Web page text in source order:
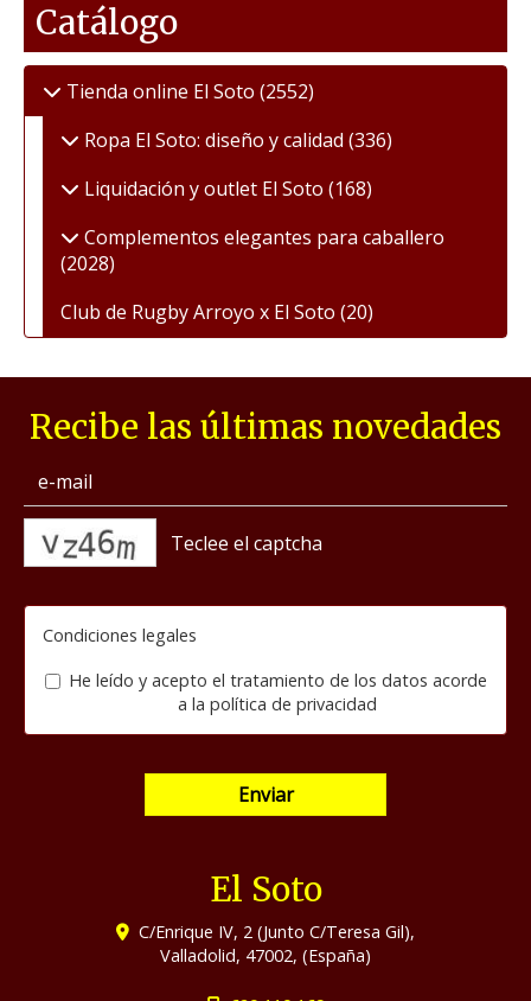
Catálogo
Tienda online El Soto (2552)
Ropa El Soto: diseño y calidad (336)
Liquidación y outlet El Soto (168)
Complementos elegantes para caballero
(2028)
Club de Rugby Arroyo x El Soto (20)
Recibe las últimas novedades
Condiciones legales
He leído y acepto el tratamiento de los datos acorde
a la política de privacidad
Enviar
El Soto
C/Enrique IV, 2 (Junto C/Teresa Gil),
Valladolid, 47002, (España)